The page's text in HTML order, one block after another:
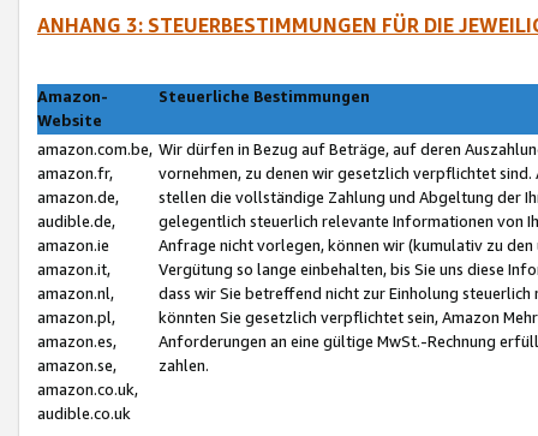
ANHANG 3: STEUERBESTIMMUNGEN FÜR DIE
Amazon-
Website
Steuerliche Bestimmungen
amazon.com.be,
amazon.fr,
amazon.de,
audible.de,
amazon.ie
amazon.it,
amazon.nl,
amazon.pl,
amazon.es,
amazon.se,
amazon.co.uk,
audible.co.uk
Wir dürfen in Bezug auf Beträge, auf deren
vornehmen, zu denen wir gesetzlich verpflichtet
stellen die vollständige Zahlung und Abgeltung der
gelegentlich steuerlich relevante Informationen von
Anfrage nicht vorlegen, können wir (kumulativ zu
Vergütung so lange einbehalten, bis Sie uns diese
dass wir Sie betreffend nicht zur Einholung
könnten Sie gesetzlich verpflichtet sein, Amazon
Anforderungen an eine gültige MwSt.-Rechnung
zahlen.